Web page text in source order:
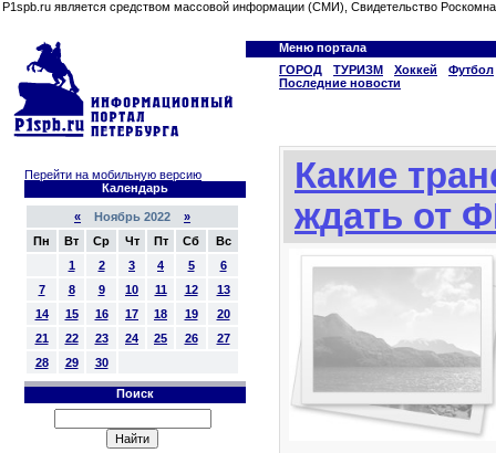
P1spb.ru является средством массовой информации (СМИ), Свидетельство
Меню портала
ГОРОД
ТУРИЗМ Хоккей
Футбол
Последние новости
Перейти на мобильную версию
Календарь
« Ноябрь 2022 »
Пн
Вт Ср Чт Пт Сб
Вс
1
2 3 4 5
6
7
8 9 10 11 12
13
14
15 16 17 18 19
20
21
22 23 24 25 26
27
28
29 30
Поиск
Какие
ждать от